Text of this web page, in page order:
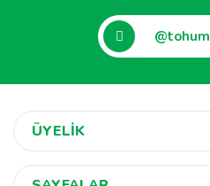
ÜYELİK